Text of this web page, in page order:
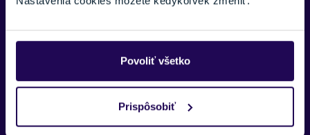
Povoliť všetko
Prispôsobiť
Náš špecialista vám, čo najskôr zavolá ohľadom tohto
produktu.